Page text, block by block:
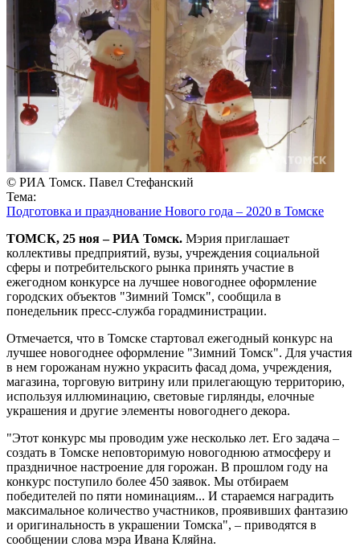
© РИА Томск. Павел Стефанский
Тема:
Подготовка и празднование Нового года – 2020 в Томске
ТОМСК, 25 ноя – РИА Томск. Мэрия приглашает
коллективы предприятий, вузы, учреждения социальной
сферы и потребительского рынка принять участие в
ежегодном конкурсе на лучшее новогоднее оформление
городских объектов "Зимний Томск", сообщила в
понедельник пресс-служба горадминистрации.
Отмечается, что в Томске стартовал ежегодный конкурс на
лучшее новогоднее оформление "Зимний Томск". Для участия
в нем горожанам нужно украсить фасад дома, учреждения,
магазина, торговую витрину или прилегающую территорию,
используя иллюминацию, световые гирлянды, елочные
украшения и другие элементы новогоднего декора.
"Этот конкурс мы проводим уже несколько лет. Его задача –
создать в Томске неповторимую новогоднюю атмосферу и
праздничное настроение для горожан. В прошлом году на
конкурс поступило более 450 заявок. Мы отбираем
победителей по пяти номинациям... И стараемся наградить
максимальное количество участников, проявивших фантазию
и оригинальность в украшении Томска", – приводятся в
сообщении слова мэра Ивана Кляйна.